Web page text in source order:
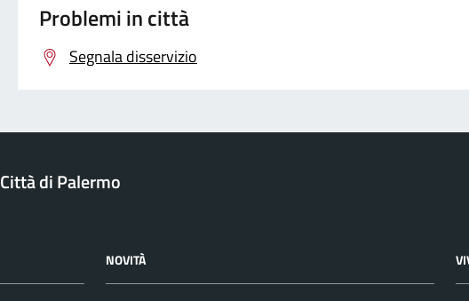
Problemi in città
Segnala disservizio
Città di Palermo
NOVITÀ